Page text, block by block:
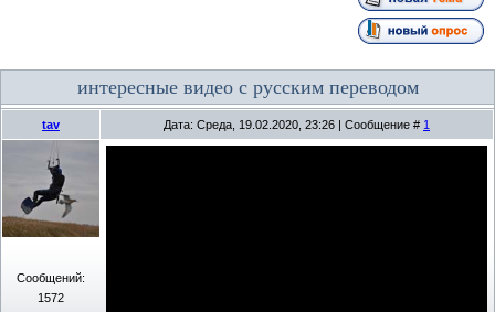
интересные видео с русским переводом
tav Дата: Среда, 19.02.2020, 23:26 | Сообщение # 1
Сообщений:
1572